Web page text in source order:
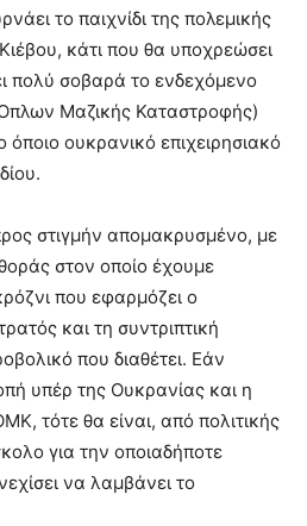
το παιχνίδι της πολεμικής
κάτι που θα υποχρεώσει
πολύ σοβαρά το ενδεχόμενο
Μαζικής Καταστροφής)
όποιο ουκρανικό επιχειρησιακό
στιγμήν απομακρυσμένο, με
στον οποίο έχουμε
που εφαρμόζει ο
και τη συντριπτική
που διαθέτει. Εάν
υπέρ της Ουκρανίας και η
τότε θα είναι, από πολιτικής
για την οποιαδήποτε
να λαμβάνει το